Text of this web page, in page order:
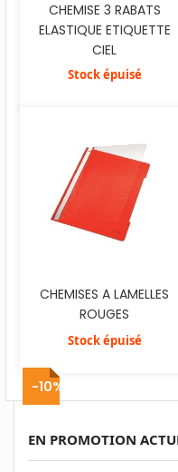
CHEMISE 3 RABATS
ELASTIQUE ETIQUETTE
CIEL
Stock épuisé
CHEMISES A LAMELLES
ROUGES
Stock épuisé
EN PROMOTION
-10%